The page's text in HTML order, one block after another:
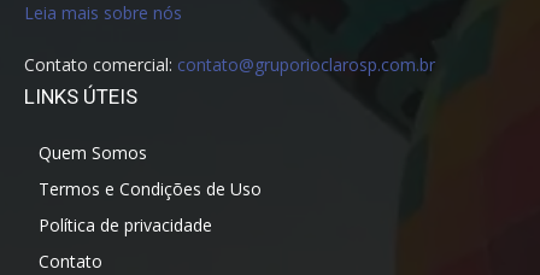
Leia mais sobre nós
Contato comercial: contato@gruporioclarosp.com.br
LINKS ÚTEIS
Quem Somos
Termos e Condições de Uso
Política de privacidade
Contato